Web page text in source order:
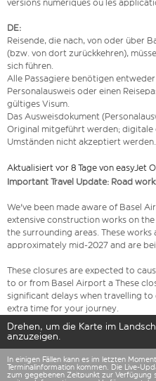
versions numériques ou les
DE:
Reisende, die nach, von oder über
(bzw. von dort zurückkehren),
sich führen.
Alle Passagiere benötigen
Personalausweis oder einen
gültiges Visum.
Das Ausweisdokument
Original mitgeführt werden;
Umständen nicht akzeptiert werden.
Aktualisiert vor 8 Tage von easyJet
Important Travel Update: Road
We've been made aware of Basel
extensive construction works on
the surrounding areas. These
approximately mid-2027 and are
These closures are expected to
to or from Basel Airport a These
significant delays when travelling
extra time for your journey.
Drehen, um die Karte im
anzuzeigen.
In einigen Fällen kann es im letzten
Terminalinformation kommen. Die Live-
zum gegebenen Zeitpunkt zur Verfügung